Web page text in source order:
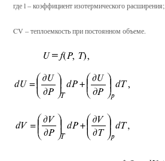
где l – коэффициент изотермического расширения;
CV – теплоемкость при постоянном объеме.